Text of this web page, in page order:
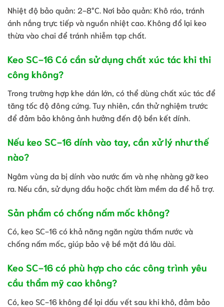
Nhiệt độ bảo quản: 2-8°C. Nơi bảo quản: Khô ráo, tránh
ánh nắng trực tiếp và nguồn nhiệt cao. Không đổ lại keo
thừa vào chai để tránh nhiễm tạp chất.
Keo SC-16 Có cần sử dụng chất xúc tác khi thi
công không?
Trong trường hợp khe dán lớn, có thể dùng chất xúc tác để
tăng tốc độ đông cứng. Tuy nhiên, cần thử nghiệm trước
để đảm bảo không ảnh hưởng đến độ bền kết dính.
Nếu keo SC-16 dính vào tay, cần xử lý như thế
nào?
Ngâm vùng da bị dính vào nước ấm và nhẹ nhàng gỡ keo
ra. Nếu cần, sử dụng dầu hoặc chất làm mềm da để hỗ trợ.
Sản phẩm có chống nấm mốc không?
Có, keo SC-16 có khả năng ngăn ngừa thấm nước và
chống nấm mốc, giúp bảo vệ bề mặt đá lâu dài.
Keo SC-16 có phù hợp cho các công trình yêu
cầu thẩm mỹ cao không?
Có, keo SC-16 không để lại dấu vết sau khi khô, đảm bảo